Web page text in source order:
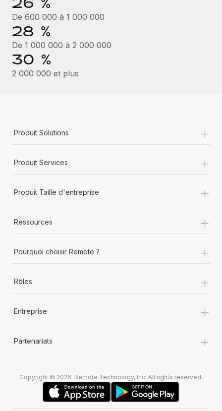
De 600 000 à 1 000 000
28 %
De 1 000 000 à 2 000 000
30 %
2 000 000 et plus
Produit Solutions +
Produit Services +
Produit Taille d'entreprise +
Ressources +
Pourquoi choisir Remote ? +
Rôles +
Entreprise +
Partenariats +
Copyright © 2026. Remote Technology, Inc. All rights reserved.